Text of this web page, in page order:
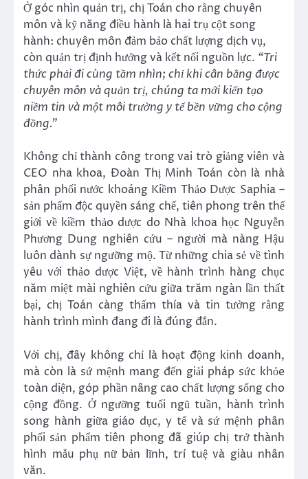
Ở góc nhìn quản trị, chị Toán cho rằng chuyên
môn và kỹ năng điều hành là hai trụ cột song
hành: chuyên môn đảm bảo chất lượng dịch vụ,
còn quản trị định hướng và kết nối nguồn lực. “Tri
thức phải đi cùng tầm nhìn; chỉ khi cân bằng được
chuyên môn và quản trị, chúng ta mới kiến tạo
niềm tin và một môi trường y tế bền vững cho cộng
đồng.”
Không chỉ thành công trong vai trò giảng viên và
CEO nha khoa, Đoàn Thị Minh Toán còn là nhà
phân phối nước khoáng Kiềm Thảo Dược Saphia –
sản phẩm độc quyền sáng chế, tiên phong trên thế
giới về kiềm thảo dược do Nhà khoa học Nguyễn
Phương Dung nghiên cứu – người mà nàng Hậu
luôn dành sự ngưỡng mộ. Từ những chia sẻ về tình
yêu với thảo dược Việt, về hành trình hàng chục
năm miệt mài nghiên cứu giữa trăm ngàn lần thất
bại, chị Toán càng thấm thía và tin tưởng rằng
hành trình mình đang đi là đúng đắn.
Với chị, đây không chỉ là hoạt động kinh doanh,
mà còn là sứ mệnh mang đến giải pháp sức khỏe
toàn diện, góp phần nâng cao chất lượng sống cho
cộng đồng. Ở ngưỡng tuổi ngũ tuần, hành trình
song hành giữa giáo dục, y tế và sứ mệnh phân
phối sản phẩm tiên phong đã giúp chị trở thành
hình mẫu phụ nữ bản lĩnh, trí tuệ và giàu nhân
văn.